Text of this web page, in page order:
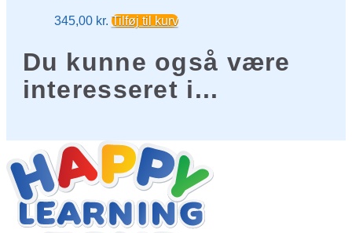
345,00 kr. Tilføj til kurv
Du kunne også være
interesseret i...